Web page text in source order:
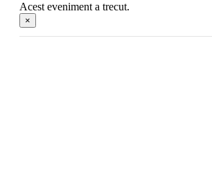
Acest eveniment a trecut.
×